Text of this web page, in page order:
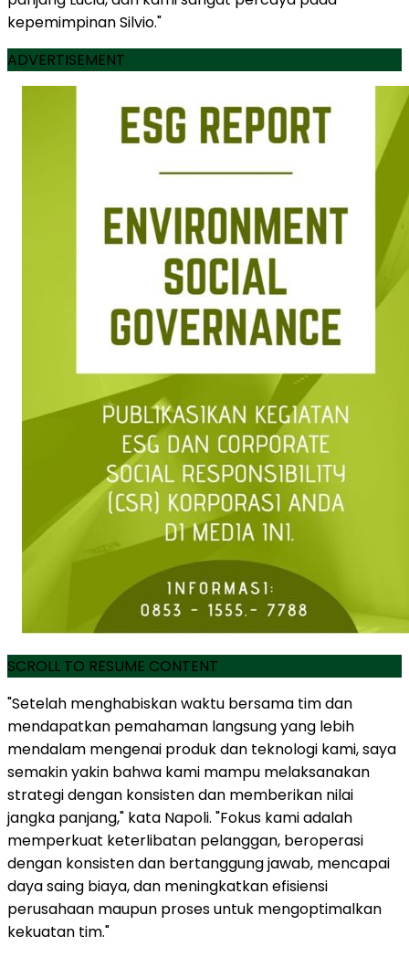
kepemimpinan Silvio."
ADVERTISEMENT
SCROLL TO RESUME CONTENT
"Setelah menghabiskan waktu bersama tim dan
mendapatkan pemahaman langsung yang lebih
mendalam mengenai produk dan teknologi kami, saya
semakin yakin bahwa kami mampu melaksanakan
strategi dengan konsisten dan memberikan nilai
jangka panjang," kata Napoli. "Fokus kami adalah
memperkuat keterlibatan pelanggan, beroperasi
dengan konsisten dan bertanggung jawab, mencapai
daya saing biaya, dan meningkatkan efisiensi
perusahaan maupun proses untuk mengoptimalkan
kekuatan tim."